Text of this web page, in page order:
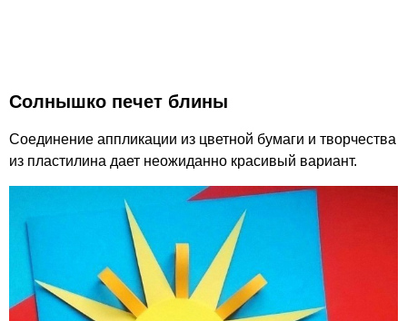
Солнышко печет блины
Соединение аппликации из цветной бумаги и творчества
из пластилина дает неожиданно красивый вариант.